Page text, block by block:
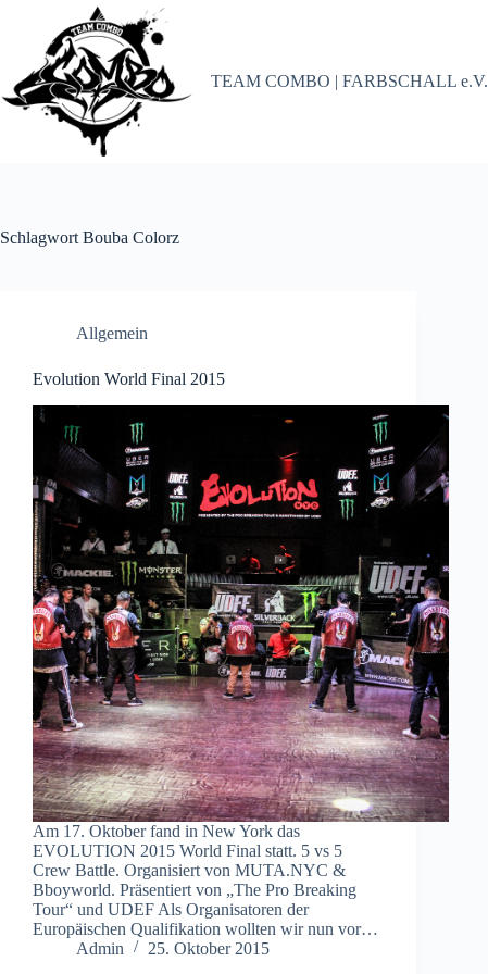
springen
TEAM COMBO | FARBSCHALL e.V.
Schlagwort Bouba Colorz
Allgemein
Evolution World Final 2015
Am 17. Oktober fand in New York das
EVOLUTION 2015 World Final statt. 5 vs 5
Crew Battle. Organisiert von MUTA.NYC &
Bboyworld. Präsentiert von „The Pro Breaking
Tour“ und UDEF Als Organisatoren der
Europäischen Qualifikation wollten wir nun vor…
Admin
25. Oktober 2015